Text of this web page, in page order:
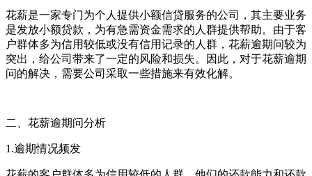
花薪是一家专门为个人提供小额信贷服务的公司，其主要业务
是发放小额贷款，为有急需资金需求的人群提供帮助。由于客
户群体多为信用较低或没有信用记录的人群，花薪逾期问较为
突出，给公司带来了一定的风险和损失。因此，对于花薪逾期
问的解决，需要公司采取一些措施来有效化解。
二、花薪逾期问分析
1.逾期情况频发